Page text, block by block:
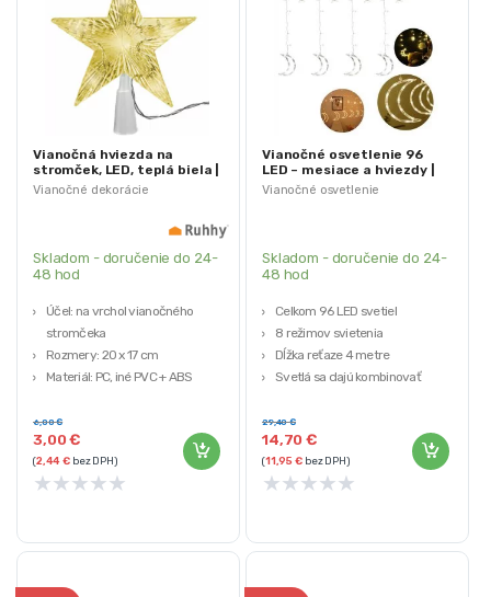
Vianočné dekorácie
Vianočná hviezda na
stromček, LED, teplá biela |
Ruhhy
Skladom - doručenie do 24-
48 hod
Účel: na vrchol vianočného
stromčeka
Rozmery: 20 x 17 cm
Materiál: PC, iné PVC + ABS
Farba svetla: teplá biela
3,00€
6,00€
(2,44€ bez DPH)
★★★★★
Vianočné osvetlenie
Vianočné osvetlenie 96
LED – mesiace a hviezdy |
teplá biela
Skladom - doručenie do 24-
48 hod
Celkom 96 LED svetiel
8 režimov svietenia
Dĺžka reťaze 4 metre
Svetlá sa dajú kombinovať
14,70€
29,40€
(11,95€bez DPH)
★★★★★